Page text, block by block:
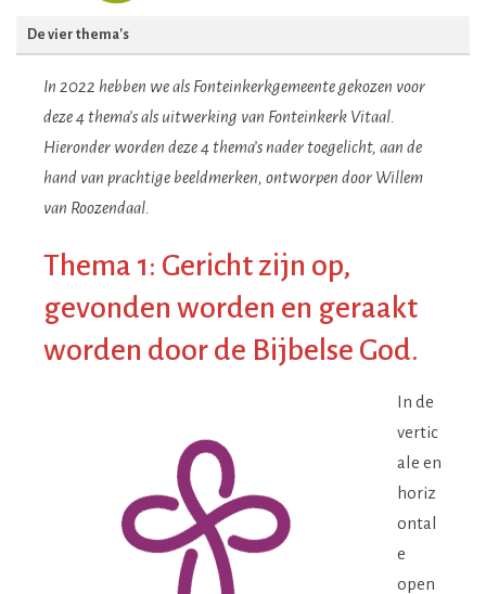
De vier thema's
In 2022 hebben we als Fonteinkerkgemeente gekozen voor
deze 4 thema’s als uitwerking van Fonteinkerk Vitaal.
Hieronder worden deze 4 thema’s nader toegelicht, aan de
hand van prachtige beeldmerken, ontworpen door Willem
van Roozendaal.
Thema 1: Gericht zijn op,
gevonden worden en geraakt
worden door de Bijbelse God.
In de
vertic
ale en
horiz
ontal
e
open